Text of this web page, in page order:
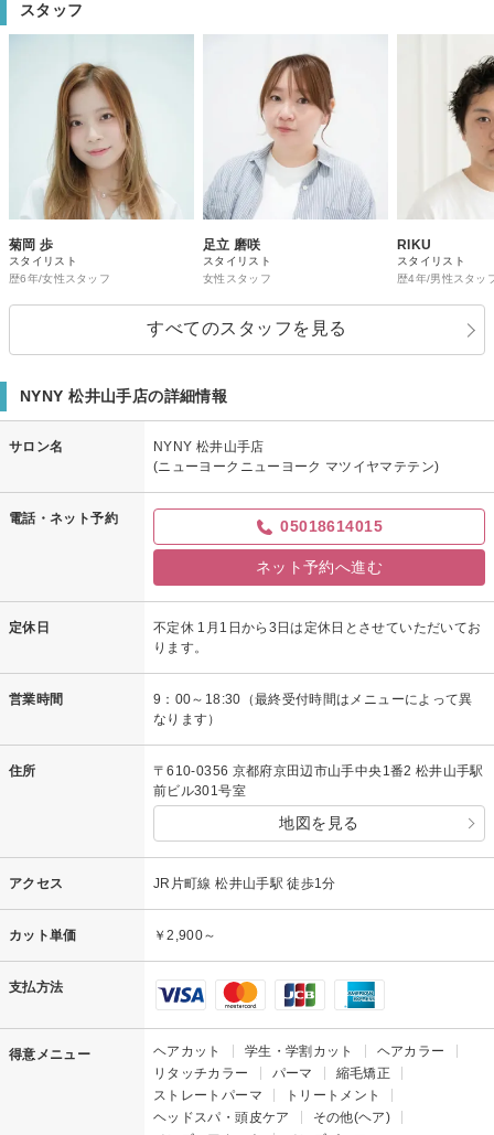
スタッフ
菊岡 歩
スタイリスト
歴6年/女性スタッフ
足立 磨咲
スタイリスト
女性スタッフ
RIKU
スタイリスト
歴4年/男性スタッ
すべてのスタッフを見る
NYNY 松井山手店の詳細情報
サロン名
NYNY 松井山手店
(ニューヨークニューヨーク マツイヤマテテン)
電話・ネット予約 05018614015
ネット予約へ進む
定休日
不定休 1月1日から3日は定休日とさせていただいてお
ります。
営業時間
9：00～18:30（最終受付時間はメニューによって異
なります）
住所
〒610-0356 京都府京田辺市山手中央1番2 松井山手駅
前ビル301号室
地図を見る
アクセス JR片町線 松井山手駅 徒歩1分
カット単価 ￥2,900～
支払方法
得意メニュー ヘアカット 学生・学割カット
ヘアカラー
リタッチカラー
パーマ
縮毛矯正
ストレートパーマ
トリートメント
ヘッドスパ・頭皮ケア
その他(ヘア)